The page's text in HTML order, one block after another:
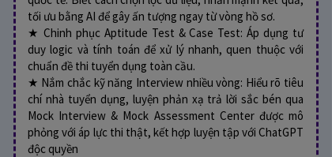
tối ưu bằng AI để gây ấn tượng ngay từ vòng hồ sơ.
★ Chinh phục Aptitude Test & Case Test: Áp dụng tư
duy logic và tính toán để xử lý nhanh, quen thuộc với
chuẩn đề thi tuyển dụng toàn cầu.
★ Nắm chắc kỹ năng Interview nhiều vòng: Hiểu rõ tiêu
chí nhà tuyển dụng, luyện phản xạ trả lời sắc bén qua
Mock Interview & Mock Assessment Center được mô
phỏng với áp lực thi thật, kết hợp luyện tập với ChatGPT
độc quyền